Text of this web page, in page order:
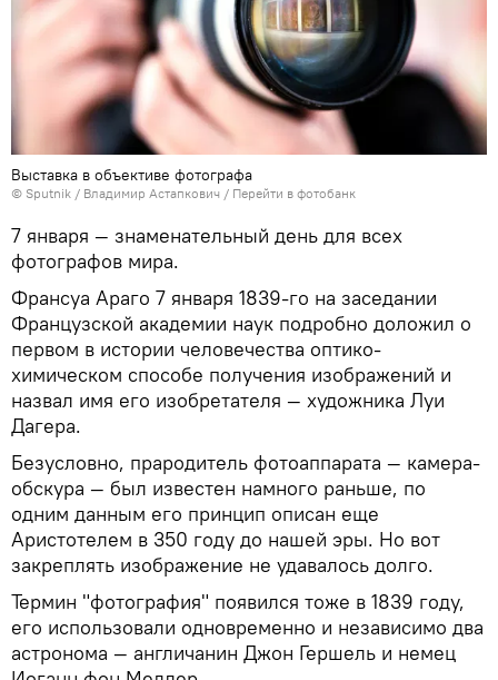
Выставка в объективе фотографа
© Sputnik / Владимир Астапкович / Перейти в фотобанк
7 января — знаменательный день для всех
фотографов мира.
Франсуа Араго 7 января 1839-го на заседании
Французской академии наук подробно доложил о
первом в истории человечества оптико-
химическом способе получения изображений и
назвал имя его изобретателя — художника Луи
Дагера.
Безусловно, прародитель фотоаппарата — камера-
обскура — был известен намного раньше, по
одним данным его принцип описан еще
Аристотелем в 350 году до нашей эры. Но вот
закреплять изображение не удавалось долго.
Термин "фотография" появился тоже в 1839 году,
его использовали одновременно и независимо два
астронома — англичанин Джон Гершель и немец